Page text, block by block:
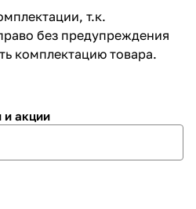
т.к.
без предупреждения
комплектацию товара.
и акции